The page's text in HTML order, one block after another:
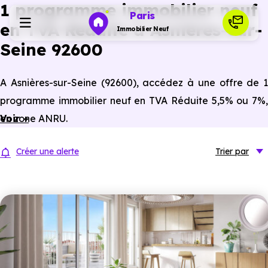
Paris
Immobilier Neuf
Investir
Ressources
Financer
1 programme immobilier neuf
en TVA Réduite à Asnières-sur-
Seine 92600
A Asnières-sur-Seine (92600), accédez à une offre de 1
programme immobilier neuf en TVA Réduite 5,5% ou 7%,
en zone ANRU.
Voir +
Créer une alerte Trier par